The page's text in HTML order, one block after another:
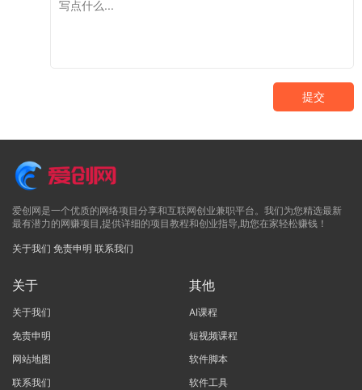
提交
爱创网是一个优质的网络项目分享和互联网创业兼职平台。我们为您精选最新
最有潜力的网赚项目,提供详细的项目教程和创业指导,助您在家轻松赚钱！
关于我们 免责申明 联系我们
关于
关于我们
免责申明
网站地图
联系我们
其他
AI课程
短视频课程
软件脚本
软件工具